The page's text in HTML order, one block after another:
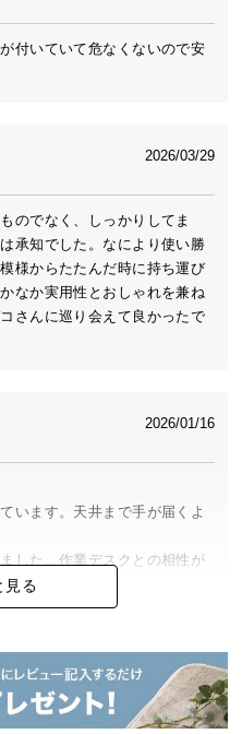
付いていて危なくないので安
2026/03/29
のでなく、しっかりしてま
承知でした。なにより使い勝
様からたたんだ時に持ち運び
なか実用性とおしゃれを兼ね
さんに巡り会えて良かったで
2026/01/16
います。天井まで手が届くよ
した。作業デスクとの相性が
がわりにしていました。
2025/06/02
見る